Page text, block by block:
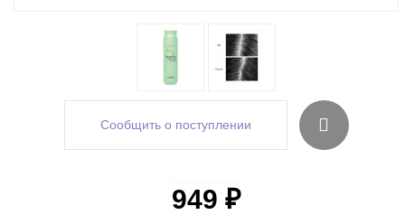
Сообщить о поступлении
949 ₽